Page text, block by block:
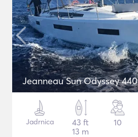
Jeanneau Sun Odyssey 440
Jadrnica
43 ft
13 m
10